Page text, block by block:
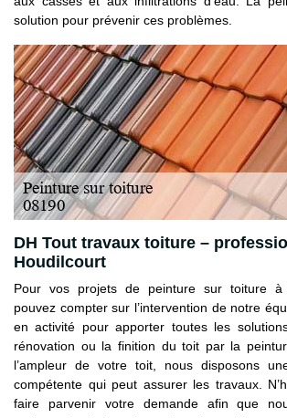
solution pour prévenir ces problèmes.
DH Tout travaux toiture –
Houdilcourt
Pour vos projets de peinture sur toiture à
pouvez compter sur l’intervention de notre
en activité pour apporter toutes les
rénovation ou la finition du toit par la
l’ampleur de votre toit, nous disposons
compétente qui peut assurer les travaux.
faire parvenir votre demande afin que